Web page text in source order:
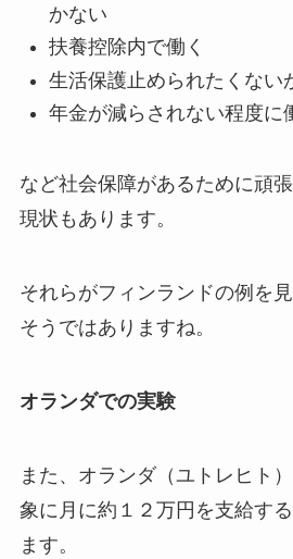
かない
扶養控除内で働く
生活保護止められたくない
年金が減らされない程度に
など社会保障があるために頑
現状もあります。
それらがフィンランドの例を
そうではありますね。
オランダでの実験
また、オランダ（ユトレヒト
象に月に約１２万円を支給す
ます。